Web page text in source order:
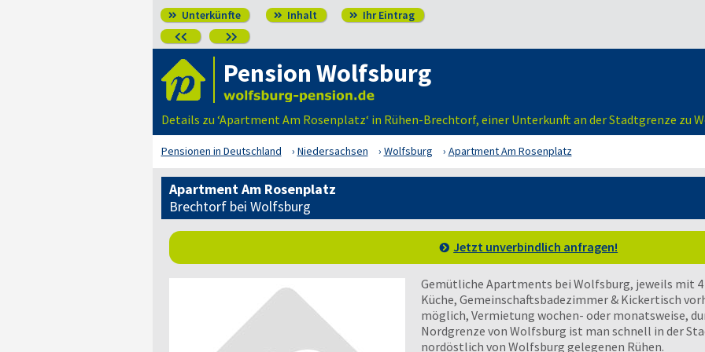
 Unterkünfte  Inhalt  Ihr Eintrag
 
Pension Wolfsburg
Details zu ‘Apartment Am Rosenplatz‘ in Rühen-Brechtorf, einer Unterkunft an der Stadtgrenze zu
Pensionen in Deutschland Niedersachsen Wolfsburg Apartment Am Rosenplatz
Apartment Am Rosenplatz
Brechtorf bei Wolfsburg
Jetzt unverbindlich anfragen!
Gemütliche Apartments bei Wolfsburg, jeweils mit
Küche, Gemeinschaftsbadezimmer & Kickertisch
möglich, Vermietung wochen- oder monatsweise,
Nordgrenze von Wolfsburg ist man schnell in der
nordöstlich von Wolfsburg gelegenen Rühen.